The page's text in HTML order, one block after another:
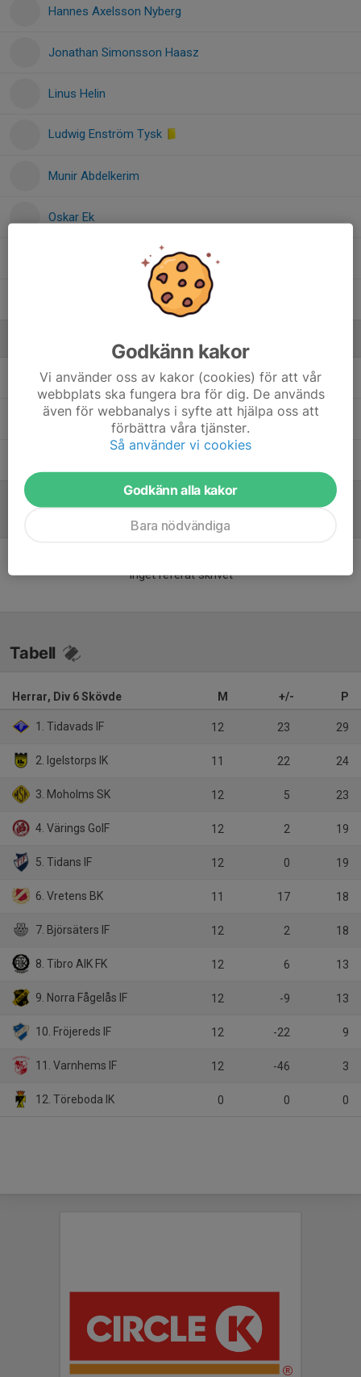
Hannes Axelsson Nyberg
Jonathan Simonsson Haasz
Linus Helin
Ludwig Enström Tysk
Munir Abdelkerim
Oskar Ek
David LarssonTränare
Marko PaksuniemiLagledare
Inget referat skrivet
Tabell
Herrar, Div 6 Skövde M +/- P
1. Tidavads IF 12 23 29
2. Igelstorps IK 11 22 24
3. Moholms SK 12 5 23
4. Värings GoIF 12 2 19
5. Tidans IF 12 0 19
6. Vretens BK 11 17 18
7. Björsäters IF 12 2 18
8. Tibro AIK FK 12 6 13
9. Norra Fågelås IF 12 -9 13
10. Fröjereds IF 12 -22 9
11. Varnhems IF 12 -46 3
12. Töreboda IK 0 0 0
Godkänn kakor
Vi använder oss av kakor (cookies) för att vår
webbplats ska fungera bra för dig. De används
även för webbanalys i syfte att hjälpa oss att
förbättra våra tjänster.
Så använder vi cookies
Godkänn alla kakor
Bara nödvändiga